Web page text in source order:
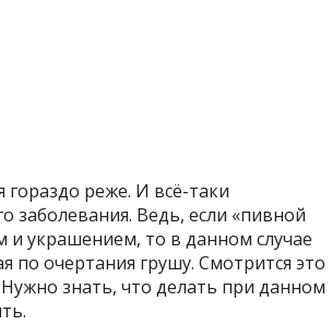
реже. И всё-таки
заболевания. Ведь, если «пивной
и украшением, то в данном случае
по очертания грушу. Смотрится это
знать, что делать при данном